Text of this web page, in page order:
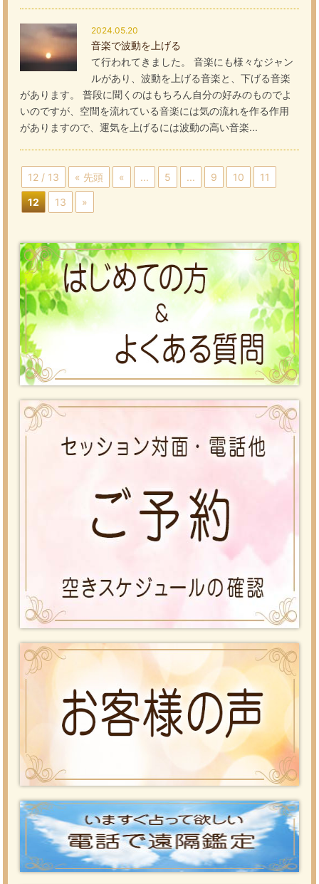
2024.05.20
音楽で波動を上げる
て行われてきました。 音楽にも様々なジャン
ルがあり、波動を上げる音楽と、下げる音楽
があります。 普段に聞くのはもちろん自分の好みのものでよ
いのですが、空間を流れている音楽には気の流れを作る作用
がありますので、運気を上げるには波動の高い音楽...
12 / 13 « 先頭 « ... 5 ... 9 10 11
12 13 »